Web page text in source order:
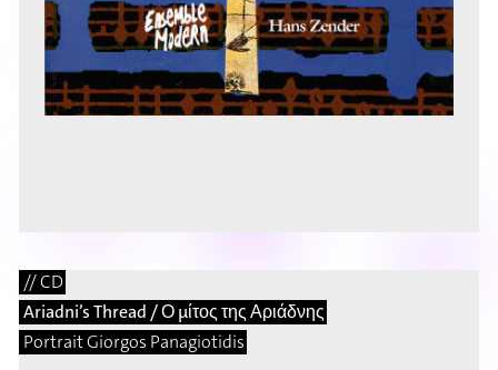
// CD
Ariadni’s Thread / Ο μίτος της Αριάδνης
Portrait Giorgos Panagiotidis